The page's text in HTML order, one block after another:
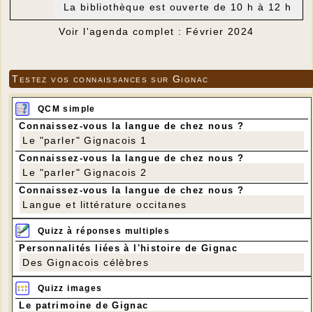
La bibliothèque est ouverte de 10 h à 12 h
Voir l'agenda complet : Février 2024
Testez vos connaissances sur Gignac
QCM simple
Connaissez-vous la langue de chez nous ?
Le "parler" Gignacois 1
Connaissez-vous la langue de chez nous ?
Le "parler" Gignacois 2
Connaissez-vous la langue de chez nous ?
Langue et littérature occitanes
Quizz à réponses multiples
Personnalités liées à l'histoire de Gignac
Des Gignacois célèbres
Quizz images
Le patrimoine de Gignac